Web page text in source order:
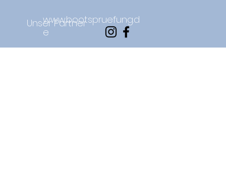
www.bootspruefung.d
e
Unser Partner